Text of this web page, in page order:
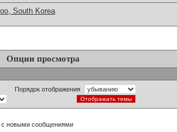
South Korea
Опции просмотра
Порядок отображения
с новыми сообщениями